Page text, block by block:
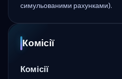
симульованими рахунками).
Комісії
Комісії